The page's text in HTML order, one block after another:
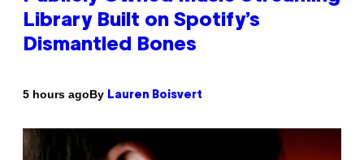
Library Built on Spotify’s
Dismantled Bones
5 hours agoBy Lauren Boisvert